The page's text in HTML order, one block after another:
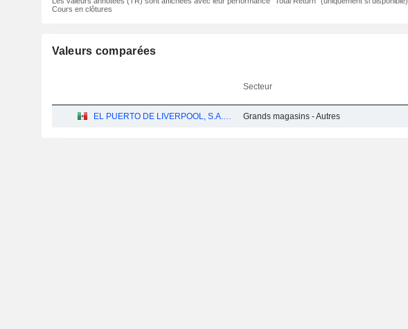
Cours en clôtures
Valeurs comparées
Secteur
EL PUERTO DE LIVERPOOL, S.A.B. DE C.V. Grands magasins - Autres